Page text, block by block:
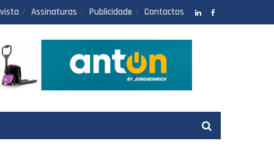
Assinaturas Publicidade Contactos